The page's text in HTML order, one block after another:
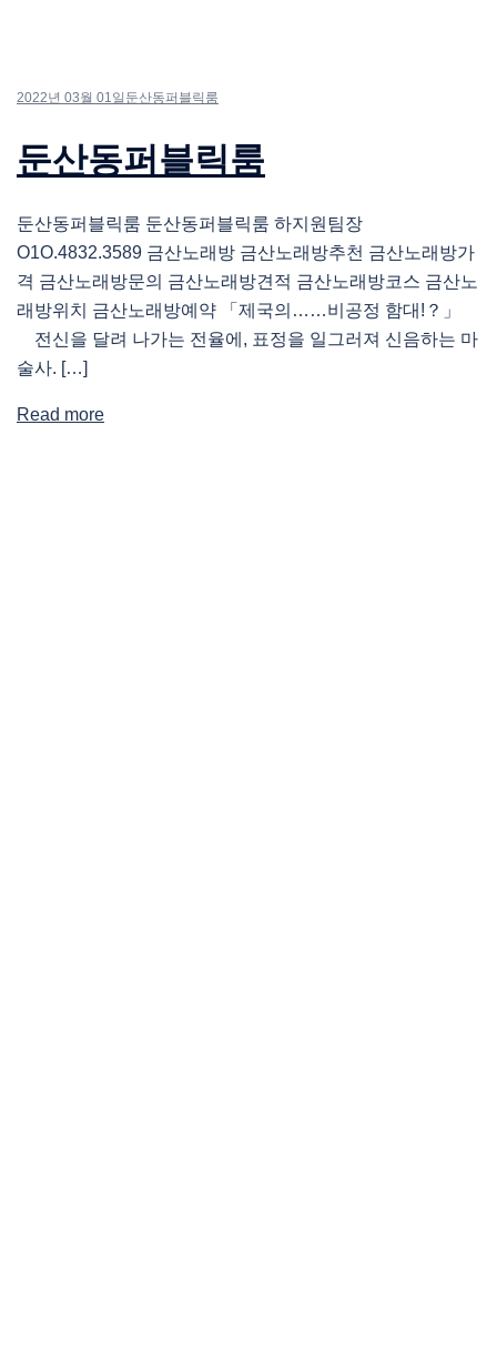
2022년 03월 01일 둔산동퍼블릭룸
둔산동퍼블릭룸
둔산동퍼블릭룸 둔산동퍼블릭룸 하지원팀장
O1O.4832.3589 금산노래방 금산노래방추천 금산노래방가
격 금산노래방문의 금산노래방견적 금산노래방코스 금산노
래방위치 금산노래방예약 「제국의……비공정 함대!？」
전신을 달려 나가는 전율에, 표정을 일그러져 신음하는 마
술사. […]
Read more